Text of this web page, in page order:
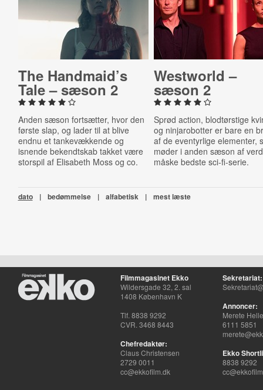
The Handmaid’s
Tale – sæson 2
Anden sæson fortsætter, hvor den
første slap, og lader til at blive
endnu et tankevækkende og
isnende bekendtskab takket være
storspil af Elisabeth Moss og co.
Westworld –
sæson 2
Sprød action, blodtørstige
og ninjarobotter er bare en
af de eventyrlige elementer,
møder i anden sæson af
måske bedste sci-fi-serie.
dato | bedømmelse | alfabetisk | mest læste
Filmmagasinet Ekko
Wildersgade 32, 2. sal
1408 København K
Tlf. 8838 9292
CVR. 3468 8443
Chefredaktør:
Claus Christensen
2729 0011
cc@ekkofilm.dk
Sekretariat:
Annoncer:
Merete
6111 5851
Ekko
8838 9292